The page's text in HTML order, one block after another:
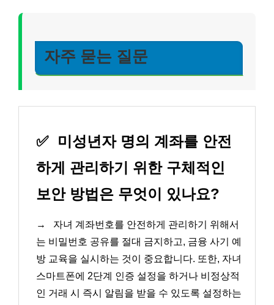
자주 묻는 질문
✅
미성년자 명의 계좌를 안전
하게 관리하기 위한 구체적인
보안 방법은 무엇이 있나요?
→
자녀 계좌번호를 안전하게 관리하기 위해서
는 비밀번호 공유를 절대 금지하고, 금융 사기 예
방 교육을 실시하는 것이 중요합니다. 또한, 자녀
스마트폰에 2단계 인증 설정을 하거나 비정상적
인 거래 시 즉시 알림을 받을 수 있도록 설정하는